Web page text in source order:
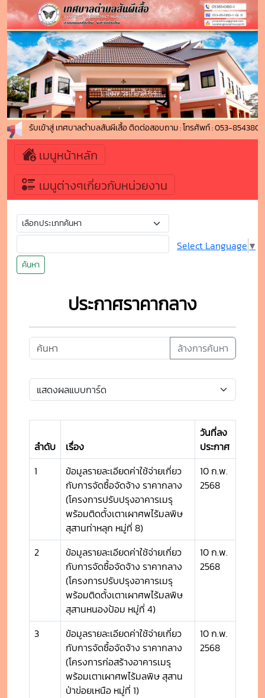
อนรับเข้าสู่ เทศบาลตำบลสันผีเสื้อ ติดต่อสอบถาม : โทรศัพท์ : 053-854380-1
เมนูหน้าหลัก
เมนูต่างๆเกี่ยวกับหน่วยงาน
ค้นหา
Select Language ▼
ประกาศราคากลาง
ล้างการค้นหา
ลำดับ เรื่อง
วันที่ลง
ประกาศ
1
ข้อมูลรายละเอียดค่าใช้จ่ายเกี่ยว
กับการจัดซื้อจัดจ้าง ราคากลาง
(โครงการปรับปรุงอาคารเมรุ
พร้อมติดตั้งเตาเผาศพไร้มลพิษ
สุสานท่าหลุก หมู่ที่ 8)
10 ก.พ.
2568
2
ข้อมูลรายละเอียดค่าใช้จ่ายเกี่ยว
กับการจัดซื้อจัดจ้าง ราคากลาง
(โครงการปรับปรุงอาคารเมรุ
พร้อมติดตั้งเตาเผาศพไร้มลพิษ
สุสานหนองป้อม หมู่ที่ 4)
10 ก.พ.
2568
3
ข้อมูลรายละเอียดค่าใช้จ่ายเกี่ยว
กับการจัดซื้อจัดจ้าง ราคากลาง
(โครงการก่อสร้างอาคารเมรุ
พร้อมเตาเผาศพไร้มลพิษ สุสาน
ป่าข่อยเหนือ หมู่ที่ 1)
10 ก.พ.
2568